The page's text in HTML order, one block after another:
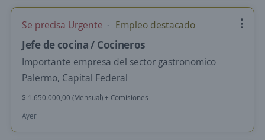
Se precisa Urgente Empleo destacado
Jefe de cocina / Cocineros
Importante empresa del sector gastronomico
Palermo, Capital Federal
$ 1.650.000,00 (Mensual) + Comisiones
Ayer